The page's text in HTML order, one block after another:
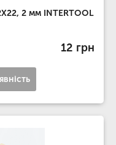
2 мм INTERTOOL
12 грн